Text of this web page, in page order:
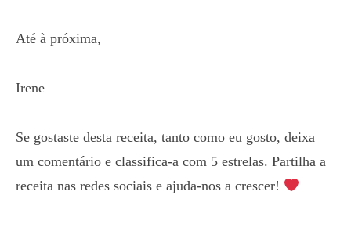
Até à próxima,
Irene
Se gostaste desta receita, tanto como eu gosto, deixa
um comentário e classifica-a com 5 estrelas. Partilha a
receita nas redes sociais e ajuda-nos a crescer!